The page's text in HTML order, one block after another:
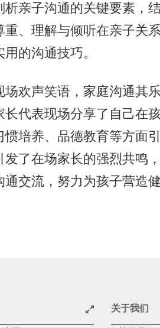
析亲子沟通的关键要素，
重、理解与倾听在亲子关
的沟通技巧。
声笑语，家庭沟通其乐
长代表现场分享了自己在
惯培养、品德教育等方面
发了在场家长的强烈共鸣
通交流，努力为孩子营造
关于我们